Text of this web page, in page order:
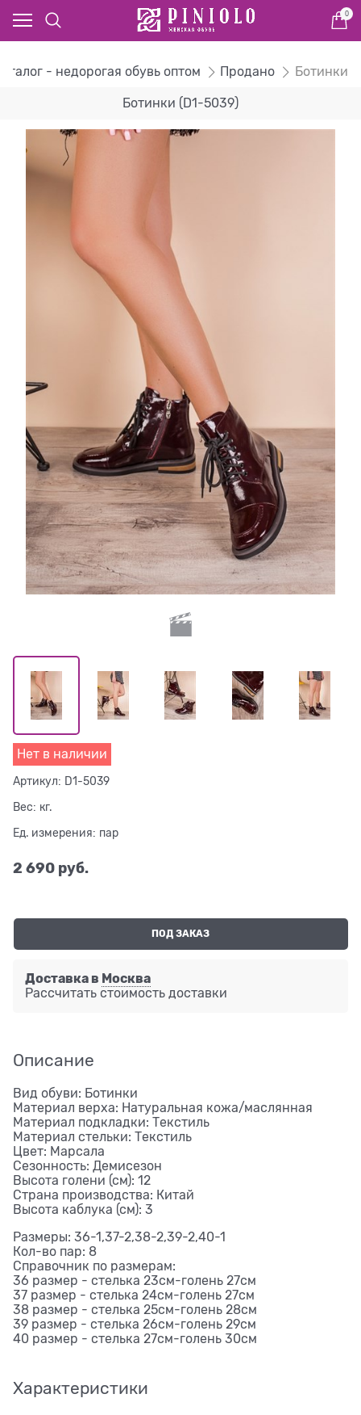
0
- недорогая обувь оптом Продано Ботинки
Ботинки (D1-5039)
Нет в наличии
Артикул: D1-5039
Вес: кг.
Ед. измерения: пар
2 690 руб.
ПОД ЗАКАЗ
Доставка в Москва
Рассчитать стоимость доставки
Описание
Вид обуви: Ботинки
Материал верха: Натуральная кожа/маслянная
Материал подкладки: Текстиль
Материал стельки: Текстиль
Цвет: Марсала
Сезонность: Демисезон
Высота голени (см): 12
Страна производства: Китай
Высота каблука (см): 3
Размеры: 36-1,37-2,38-2,39-2,40-1
Кол-во пар: 8
Справочник по размерам:
36 размер - стелька 23см-голень 27см
37 размер - стелька 24см-голень 27см
38 размер - стелька 25см-голень 28см
39 размер - стелька 26см-голень 29см
40 размер - стелька 27см-голень 30см
Характеристики